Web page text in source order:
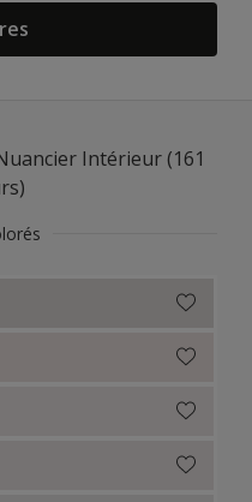
Intérieur (161